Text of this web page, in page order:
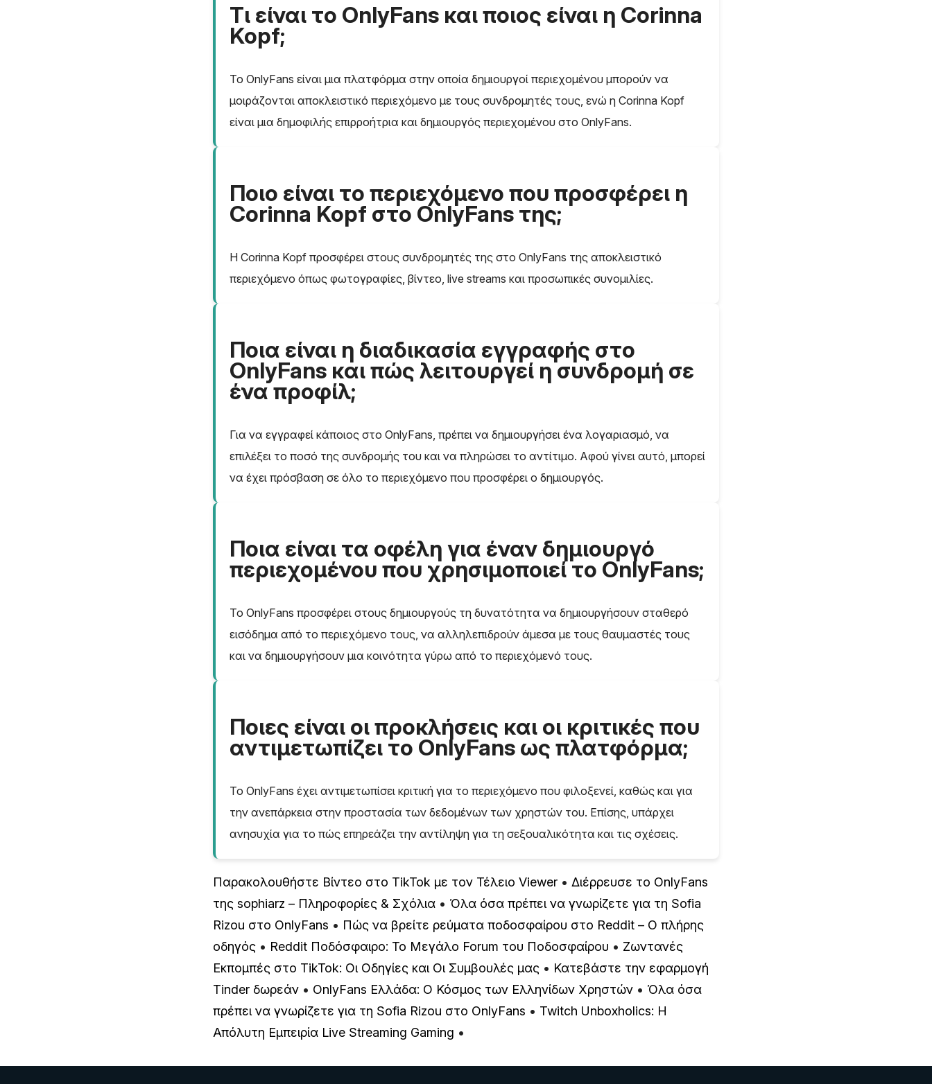
Τι είναι το OnlyFans και ποιος είναι η Corinna
Kopf;
Το OnlyFans είναι μια πλατφόρμα στην οποία δημιουργοί περιεχομένου μπορούν να
μοιράζονται αποκλειστικό περιεχόμενο με τους συνδρομητές τους, ενώ η Corinna Kopf
είναι μια δημοφιλής επιρροήτρια και δημιουργός περιεχομένου στο OnlyFans.
Ποιο είναι το περιεχόμενο που προσφέρει η
Corinna Kopf στο OnlyFans της;
Η Corinna Kopf προσφέρει στους συνδρομητές της στο OnlyFans της αποκλειστικό
περιεχόμενο όπως φωτογραφίες, βίντεο, live streams και προσωπικές συνομιλίες.
Ποια είναι η διαδικασία εγγραφής στο
OnlyFans και πώς λειτουργεί η συνδρομή σε
ένα προφίλ;
Για να εγγραφεί κάποιος στο OnlyFans, πρέπει να δημιουργήσει ένα λογαριασμό, να
επιλέξει το ποσό της συνδρομής του και να πληρώσει το αντίτιμο. Αφού γίνει αυτό, μπορεί
να έχει πρόσβαση σε όλο το περιεχόμενο που προσφέρει ο δημιουργός.
Ποια είναι τα οφέλη για έναν δημιουργό
περιεχομένου που χρησιμοποιεί το OnlyFans;
Το OnlyFans προσφέρει στους δημιουργούς τη δυνατότητα να δημιουργήσουν σταθερό
εισόδημα από το περιεχόμενο τους, να αλληλεπιδρούν άμεσα με τους θαυμαστές τους
και να δημιουργήσουν μια κοινότητα γύρω από το περιεχόμενό τους.
Ποιες είναι οι προκλήσεις και οι κριτικές που
αντιμετωπίζει το OnlyFans ως πλατφόρμα;
Το OnlyFans έχει αντιμετωπίσει κριτική για το περιεχόμενο που φιλοξενεί, καθώς και για
την ανεπάρκεια στην προστασία των δεδομένων των χρηστών του. Επίσης, υπάρχει
ανησυχία για το πώς επηρεάζει την αντίληψη για τη σεξουαλικότητα και τις σχέσεις.
Παρακολουθήστε Βίντεο στο TikTok με τον Τέλειο Viewer • Διέρρευσε το OnlyFans
της sophiarz – Πληροφορίες & Σχόλια • Όλα όσα πρέπει να γνωρίζετε για τη Sofia
Rizou στο OnlyFans • Πώς να βρείτε ρεύματα ποδοσφαίρου στο Reddit – Ο πλήρης
οδηγός • Reddit Ποδόσφαιρο: Το Μεγάλο Forum του Ποδοσφαίρου • Ζωντανές
Εκπομπές στο TikTok: Οι Οδηγίες και Οι Συμβουλές μας • Κατεβάστε την εφαρμογή
Tinder δωρεάν • OnlyFans Ελλάδα: Ο Κόσμος των Ελληνίδων Χρηστών • Όλα όσα
πρέπει να γνωρίζετε για τη Sofia Rizou στο OnlyFans • Twitch Unboxholics: Η
Απόλυτη Εμπειρία Live Streaming Gaming •